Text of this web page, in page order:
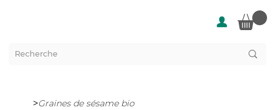
>Graines de sésame bio